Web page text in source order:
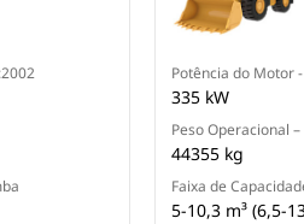
Potência do Motor
335 kW
Peso Operacional
44355 kg
Faixa de
5-10,3 m³ (6,5-